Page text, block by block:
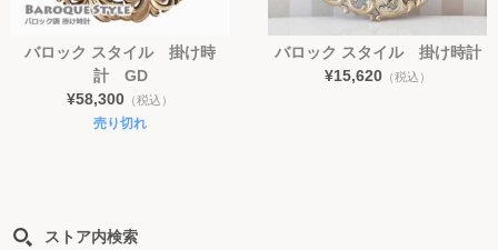
バロック スタイル 掛け時
計 GD
¥58,300 （税込）
売り切れ
バロック スタイル 掛け時計
¥15,620（税込）
ストア内検索